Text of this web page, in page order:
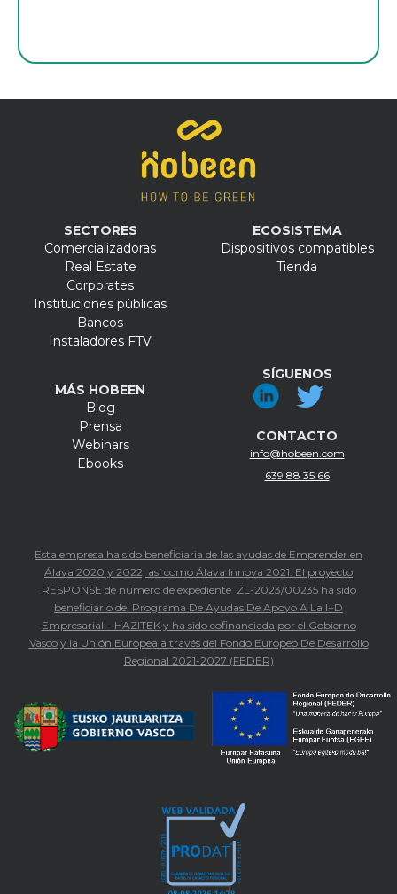
MÁS HOBEEN
Blog
Prensa
Webinars
Ebooks
SÍGUENOS
CONTACTO
info@hobeen.com
639 88 35 66
SECTORES
Comercializadoras
Real Estate
Corporates
Instituciones públicas
Bancos
Instaladores FTV
ECOSISTEMA
Dispositivos compatibles
Tienda
Esta empresa ha sido beneficiaria de las ayudas de Emprender en
Álava 2020 y 2022; así como Álava Innova 2021. El proyecto
RESPONSE de número de expediente ZL-2023/00235 ha sido
beneficiario del Programa De Ayudas De Apoyo A La I+D
Empresarial – HAZITEK y ha sido cofinanciada por el Gobierno
Vasco y la Unión Europea a través del Fondo Europeo De Desarrollo
Regional 2021-2027 (FEDER)